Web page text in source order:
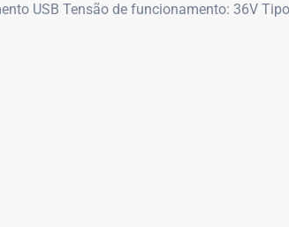
USB Tensão de funcionamento: 36V